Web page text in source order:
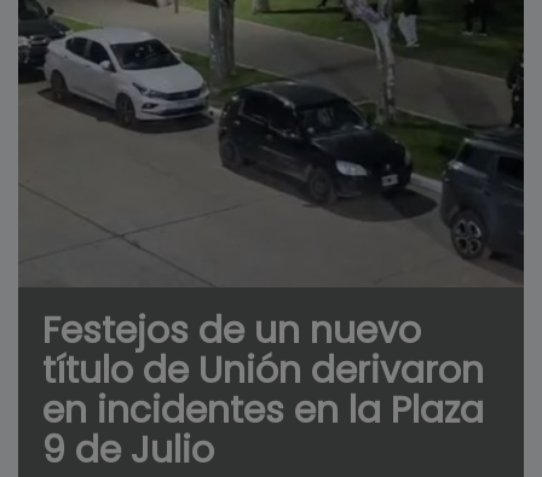
Festejos de un nuevo
título de Unión derivaron
en incidentes en la Plaza
9 de Julio